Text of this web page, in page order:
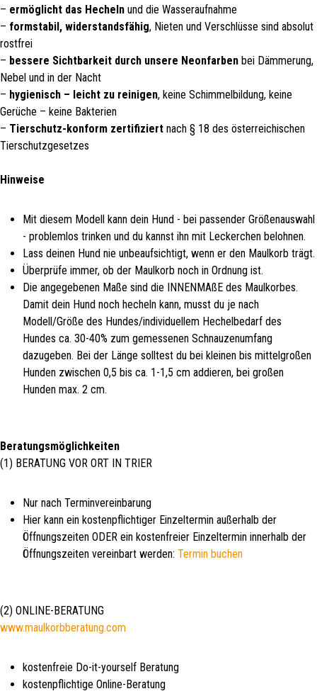
– ermöglicht das Hecheln und die Wasseraufnahme
– formstabil, widerstandsfähig, Nieten und Verschlüsse sind absolut
rostfrei
– bessere Sichtbarkeit durch unsere Neonfarben bei Dämmerung,
Nebel und in der Nacht
– hygienisch – leicht zu reinigen, keine Schimmelbildung, keine
Gerüche – keine Bakterien
– Tierschutz-konform zertifiziert nach § 18 des österreichischen
Tierschutzgesetzes
Hinweise
Mit diesem Modell kann dein Hund - bei passender Größenauswahl
- problemlos trinken und du kannst ihn mit Leckerchen belohnen.
Lass deinen Hund nie unbeaufsichtigt, wenn er den Maulkorb trägt.
Überprüfe immer, ob der Maulkorb noch in Ordnung ist.
Die angegebenen Maße sind die INNENMAßE des Maulkorbes.
Damit dein Hund noch hecheln kann, musst du je nach
Modell/Größe des Hundes/individuellem Hechelbedarf des
Hundes ca. 30-40% zum gemessenen Schnauzenumfang
dazugeben. Bei der Länge solltest du bei kleinen bis mittelgroßen
Hunden zwischen 0,5 bis ca. 1-1,5 cm addieren, bei großen
Hunden max. 2 cm.
Beratungsmöglichkeiten
(1) BERATUNG VOR ORT IN TRIER
Nur nach Terminvereinbarung
Hier kann ein kostenpflichtiger Einzeltermin außerhalb der
Öffnungszeiten ODER ein kostenfreier Einzeltermin innerhalb der
Öffnungszeiten vereinbart werden: Termin buchen
(2) ONLINE-BERATUNG
www.maulkorbberatung.com
kostenfreie Do-it-yourself Beratung
kostenpflichtige Online-Beratung